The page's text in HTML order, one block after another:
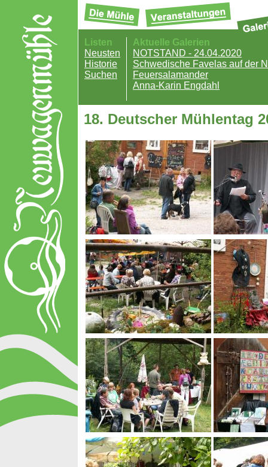
Listen
Neusten
Historie
Suchen
Aktuelle Galerien
NOTSTAND - 24.04.2020
Schwedische Favelas auf der
Feuersalamander
Anna-Karin Engdahl
18. Deutscher Mühlentag